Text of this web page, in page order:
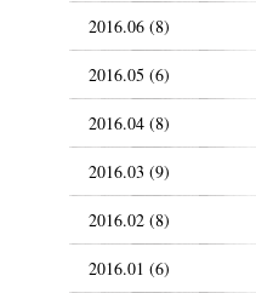
2016.06 (8)
2016.05 (6)
2016.04 (8)
2016.03 (9)
2016.02 (8)
2016.01 (6)